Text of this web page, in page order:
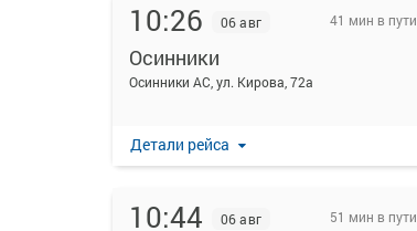
10:26 06 авг 41 мин в пути
Осинники
Осинники АС, ул. Кирова, 72а
Детали рейса
10:44 06 авг 51 мин в пути